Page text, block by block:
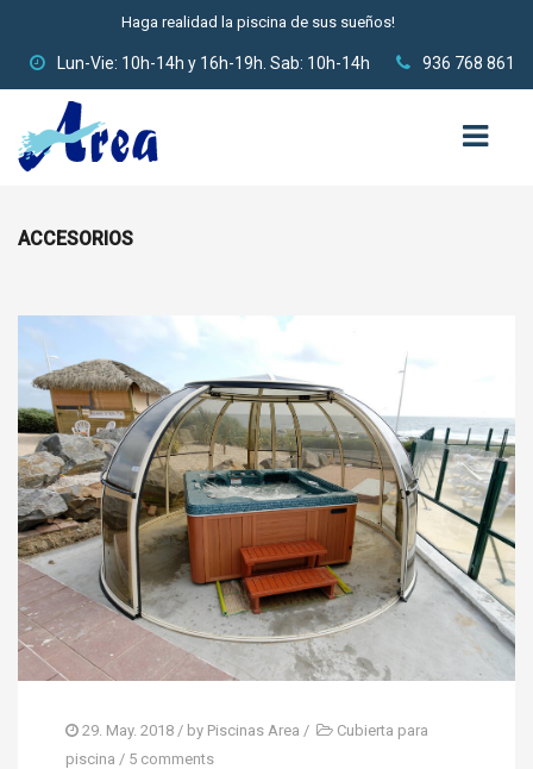
Haga realidad la piscina de sus sueños!
Lun-Vie: 10h-14h y 16h-19h. Sab: 10h-14h 936 768 861
INICIO
CONSTRUCCIÓN DE PISCINAS
PISCINAS DE POLIÉSTER
PISCINAS DE ACERO
PISCINAS DE OBRA
CUBIERTAS PARA PISICNA
CUBIERTAS TELESCÓPICAS
COBERTORES
REHABILITACIÓN
EQUIPA LA PISCINA
ACCESORIOS
29. May. 2018 / by Piscinas Area /
Cubierta para
piscina / 5 comments